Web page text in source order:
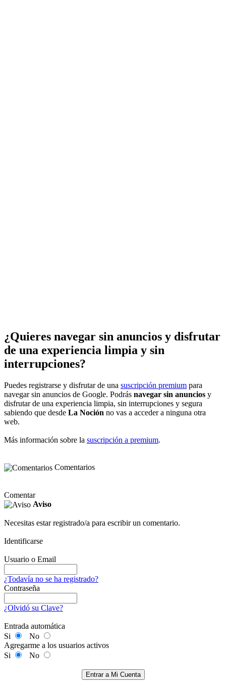
¿Quieres navegar sin anuncios y disfrutar
de una experiencia limpia y sin
interrupciones?
Puedes registrarse y disfrutar de una suscripción premium para
navegar sin anuncios de Google. Podrás navegar sin anuncios y
disfrutar de una experiencia limpia, sin interrupciones y segura
sabiendo que desde La Noción no vas a acceder a ninguna otra
web.
Más información sobre la suscripción a premium.
Comentarios
Comentar
Aviso
Necesitas estar registrado/a para escribir un comentario.
Identificarse
Usuario o Email
¿Todavía no se ha registrado?
Contraseña
¿Olvidó su Clave?
Entrada automática
Si
No
Agregarme a los usuarios activos
Si
No
Entrar a Mi Cuenta